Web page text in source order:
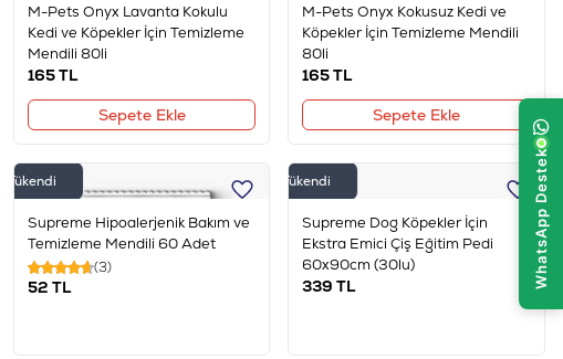
M-Pets Onyx Lavanta Kokulu
Kedi ve Köpekler İçin Temizleme
Mendili 80li
165TL
Sepete Ekle
M-Pets Onyx Kokusuz Kedi ve
Köpekler İçin Temizleme Mendili
80li
165TL
Sepete Ekle
Tükendi
Supreme Hipoalerjenik Bakım ve
Temizleme Mendili 60 Adet
(3)
52 TL
Tükendi
Supreme Dog Köpekler İçin
Ekstra Emici Çiş Eğitim Pedi
60x90cm (30lu)
339 TL